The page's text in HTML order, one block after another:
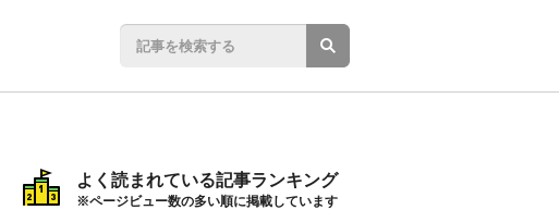
よく読まれている記事ランキング
※ページビュー数の多い順に掲載しています